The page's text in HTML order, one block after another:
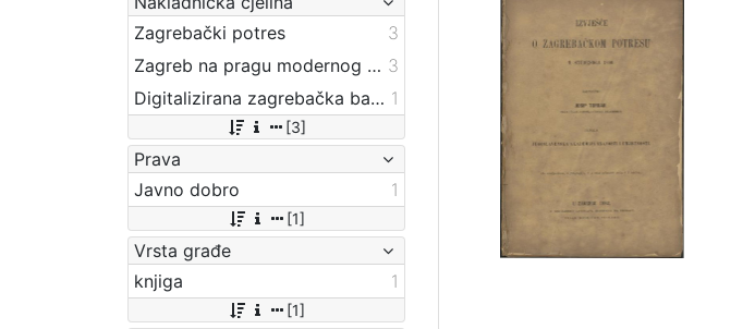
Zagrebački potres
3
Zagreb na pragu modernog doba 3
Digitalizirana zagrebačka baština 1
[3]
Prava
Javno dobro
1
[1]
Vrsta građe
knjiga
1
[1]